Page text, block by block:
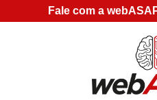
Fale com a